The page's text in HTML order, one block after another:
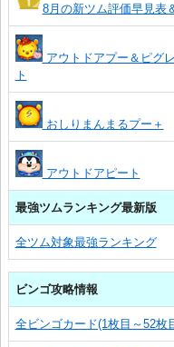
8月の新ツム評価早見表
アウトドアプー＆ピグ
ト
おしりまんまるプー＋
アウトドアピート
最強ツムランキング最新版
全ツム対象最強ランキング
ビンゴ攻略情報
全ビンゴカード(1枚目～52枚